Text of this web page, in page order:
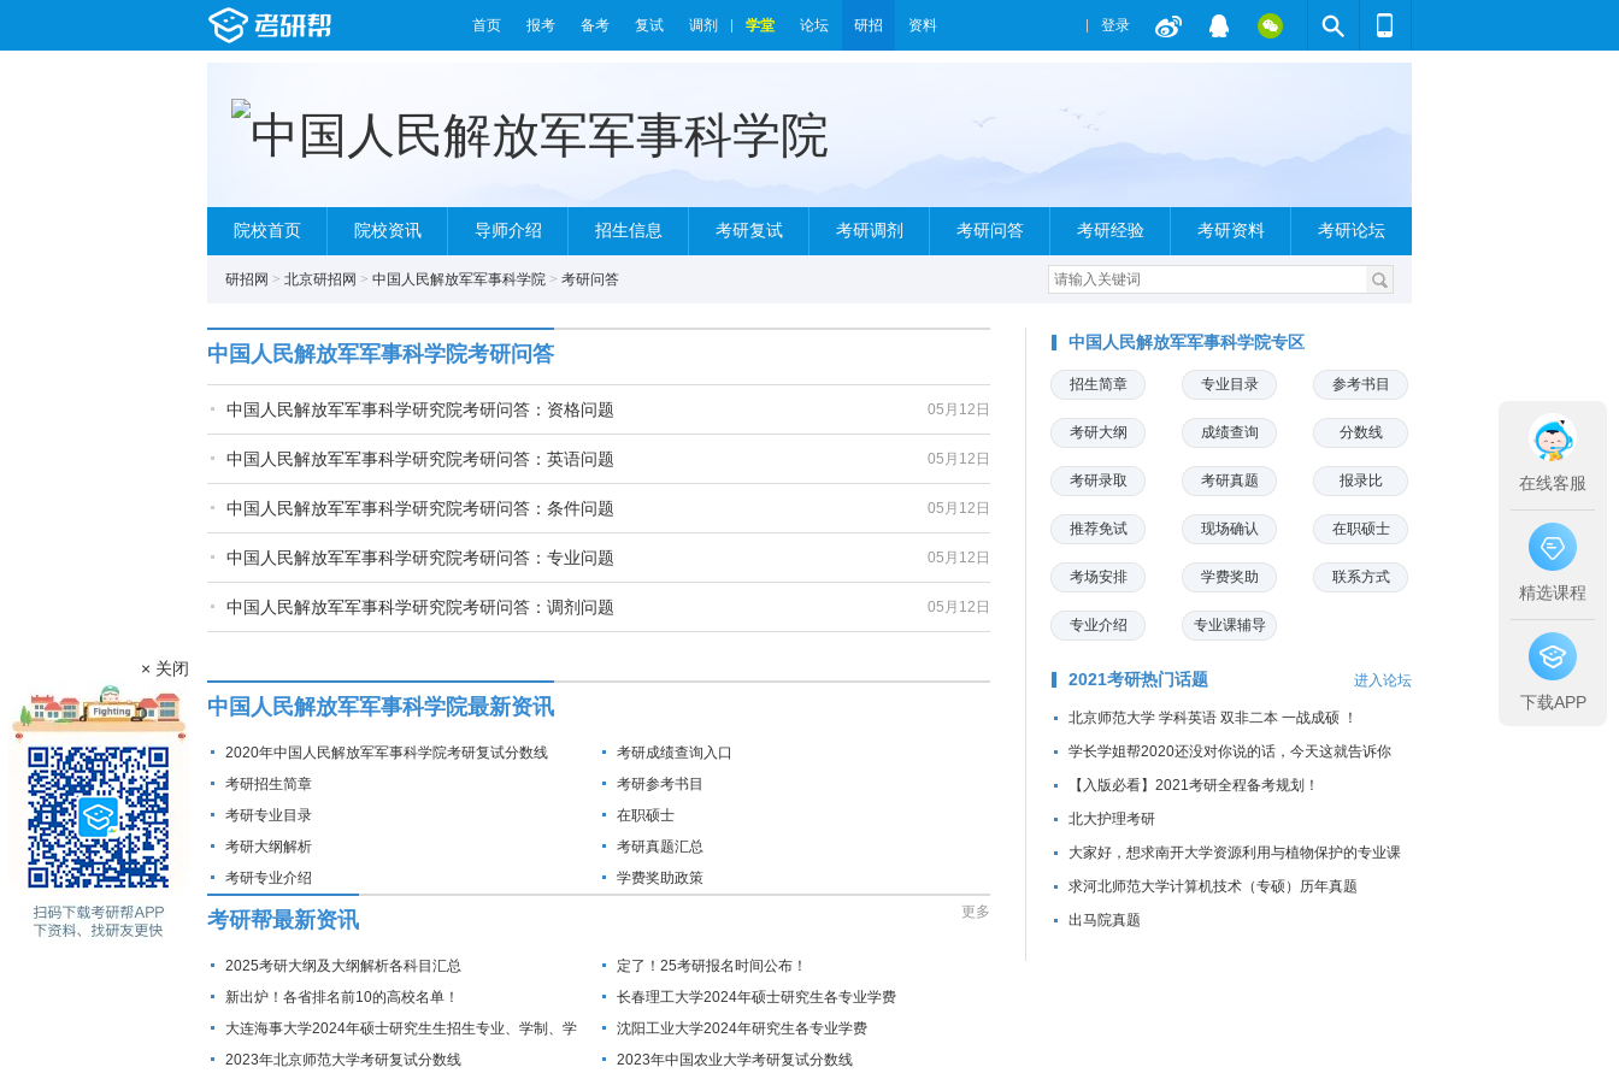
首页 报考 备考 复试 调剂 学堂 论坛 研招 资料 登录
院校首页 院校资讯 导师介绍 招生信息 考研复试 考研调剂 考研问答 考研经验 考研资料 考研论坛
研招网 > 北京研招网 > 中国人民解放军军事科学院 > 考研问答
中国人民解放军军事科学院考研问答
05月12日
中国人民解放军军事科学研究院考研问答：资格问题
05月12日
中国人民解放军军事科学研究院考研问答：英语问题
05月12日
中国人民解放军军事科学研究院考研问答：条件问题
05月12日
中国人民解放军军事科学研究院考研问答：专业问题
05月12日
中国人民解放军军事科学研究院考研问答：调剂问题
中国人民解放军军事科学院最新资讯
2020年中国人民解放军军事科学院考研复试分数线
考研成绩查询入口
考研招生简章
考研参考书目
考研专业目录
在职硕士
考研大纲解析
考研真题汇总
考研专业介绍
学费奖助政策
考研帮最新资讯 更多
2025考研大纲及大纲解析各科目汇总
定了！25考研报名时间公布！
新出炉！各省排名前10的高校名单！
长春理工大学2024年硕士研究生各专业学费
大连海事大学2024年硕士研究生生招生专业、学制、学
费标准及拟招生人数
沈阳工业大学2024年研究生各专业学费
2023年北京师范大学考研复试分数线
2023年中国农业大学考研复试分数线
中国人民解放军军事科学院专区
招生简章 专业目录 参考书目
考研大纲 成绩查询 分数线
考研录取 考研真题 报录比
推荐免试 现场确认 在职硕士
考场安排 学费奖助 联系方式
专业介绍 专业课辅导
2021考研热门话题 进入论坛
北京师范大学 学科英语 双非二本 一战成硕 ！
学长学姐帮2020还没对你说的话，今天这就告诉你
【入版必看】2021考研全程备考规划！
北大护理考研
大家好，想求南开大学资源利用与植物保护的专业课
资料...
求河北师范大学计算机技术（专硕）历年真题
出马院真题
× 关闭
在线客服
精选课程
下载APP